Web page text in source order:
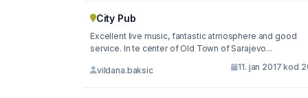
City Pub
Excellent live music, fantastic atmosphere and good
service. In te center of Old Town of Sarajevo...
vildana.baksic 11. jan 2017 kod